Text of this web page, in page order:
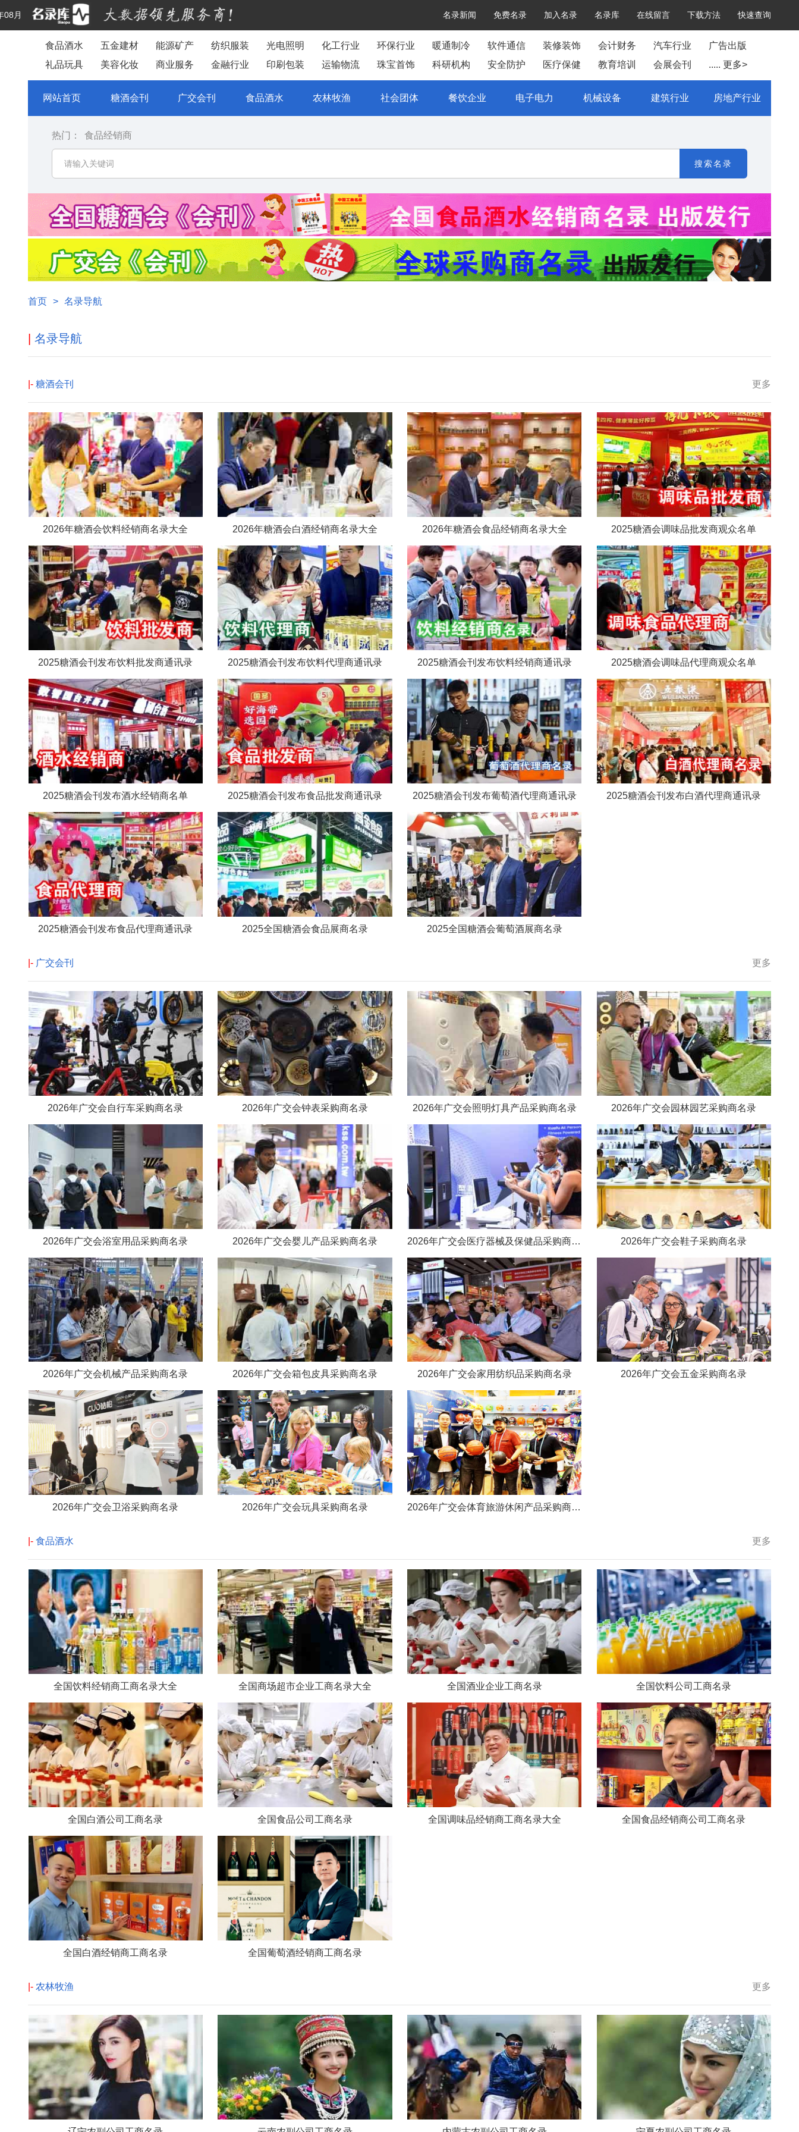
名录新闻 免费名录 加入名录 名录库 在线留言 下载方法 快速查询
08月
食品酒水 五金建材 能源矿产 纺织服装 光电照明 化工行业 环保行业 暖通制冷 软件通信 装修装饰 会计财务 汽车行业
广告出版
礼品玩具
美容化妆 商业服务 金融行业 印刷包装 运输物流 珠宝首饰 科研机构 安全防护 医疗保健 教育培训 会展会刊 ..... 更多>
网站首页 糖酒会刊 广交会刊 食品酒水 农林牧渔 社会团体 餐饮企业 电子电力 机械设备 建筑行业 房地产行业
热门： 食品经销商
搜索名录
首页 > 名录导航
名录导航
更多
|- 糖酒会刊
2026年糖酒会饮料经销商名录大全 2026年糖酒会白酒经销商名录大全 2026年糖酒会食品经销商名录大全 2025糖酒会调味品批发商观众名单
2025糖酒会刊发布饮料批发商通讯录 2025糖酒会刊发布饮料代理商通讯录 2025糖酒会刊发布饮料经销商通讯录 2025糖酒会调味品代理商观众名单
2025糖酒会刊发布酒水经销商名单 2025糖酒会刊发布食品批发商通讯录 2025糖酒会刊发布葡萄酒代理商通讯录 2025糖酒会刊发布白酒代理商通讯录
2025糖酒会刊发布食品代理商通讯录 2025全国糖酒会食品展商名录 2025全国糖酒会葡萄酒展商名录
更多
|- 广交会刊
2026年广交会自行车采购商名录 2026年广交会钟表采购商名录 2026年广交会照明灯具产品采购商名录 2026年广交会园林园艺采购商名录
2026年广交会浴室用品采购商名录 2026年广交会婴儿产品采购商名录 2026年广交会医疗器械及保健品采购商名录 2026年广交会鞋子采购商名录
2026年广交会机械产品采购商名录 2026年广交会箱包皮具采购商名录 2026年广交会家用纺织品采购商名录 2026年广交会五金采购商名录
2026年广交会卫浴采购商名录 2026年广交会玩具采购商名录 2026年广交会体育旅游休闲产品采购商名录
更多
|- 食品酒水
全国饮料经销商工商名录大全 全国商场超市企业工商名录大全 全国酒业企业工商名录 全国饮料公司工商名录
全国白酒公司工商名录 全国食品公司工商名录 全国调味品经销商工商名录大全 全国食品经销商公司工商名录
全国白酒经销商工商名录 全国葡萄酒经销商工商名录
更多
|- 农林牧渔